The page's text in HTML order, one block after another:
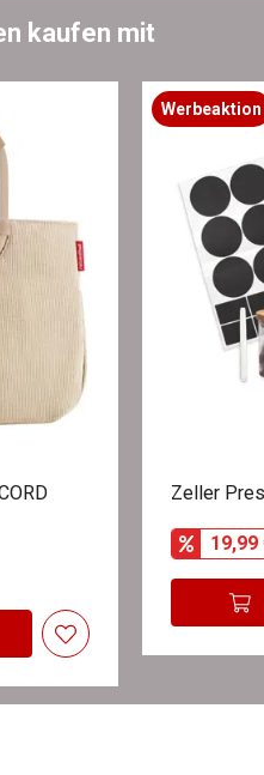
kaufen mit
Werbeaktion
Zeller
19,99